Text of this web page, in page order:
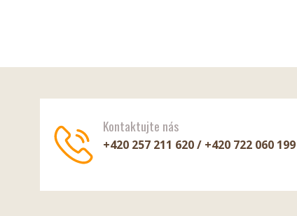
Kontaktujte nás
+420 257 211 620 / +420 722 060 199